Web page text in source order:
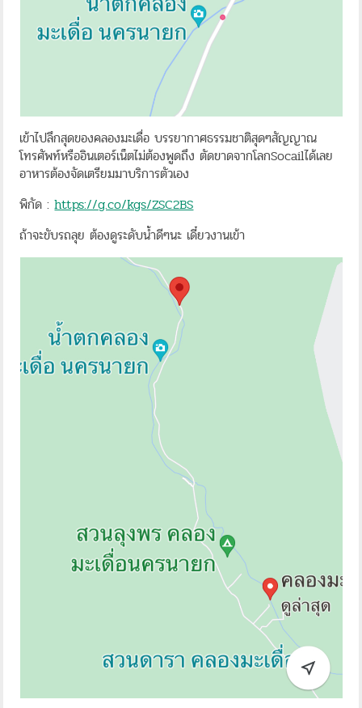
เข้าไปลึกสุดของคลองมะเดื่อ บรรยากาศธรรมชาติสุดๆสัญญาณ
โทรศัพท์หรืออินเตอร์เน็ตไม่ต้องพูดถึง ตัดขาดจากโลกSocailได้เลย
อาหารต้องจัดเตรียมมาบริการตัวเอง
พิกัด :https://g.co/kgs/ZSC2BS
ถ้าจะขับรถลุย ต้องดูระดับน้ำดีๆนะ เดี๋ยวงานเข้า